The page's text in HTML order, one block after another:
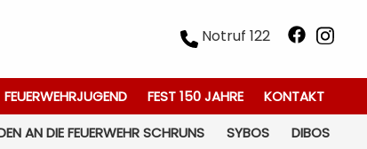
Notruf 122
FEUERWEHRJUGEND FEST 150 JAHRE
KONTAKT
AN DIE FEUERWEHR SCHRUNS SYBOS DIBOS